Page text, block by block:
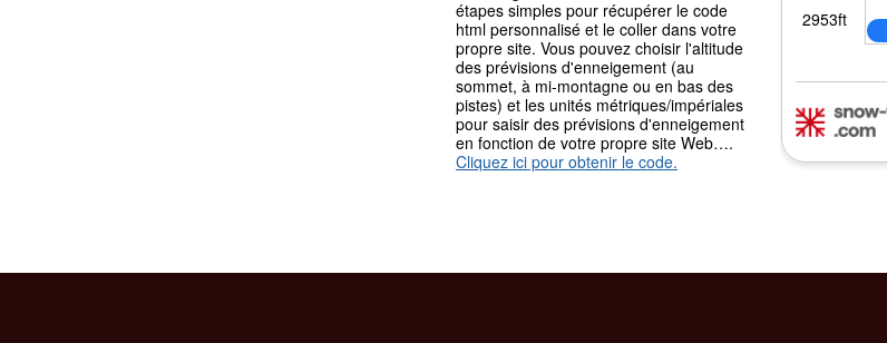
étapes simples pour récupérer le code
html personnalisé et le coller dans votre
propre site. Vous pouvez choisir l'altitude
des prévisions d'enneigement (au
sommet, à mi-montagne ou en bas des
pistes) et les unités métriques/impériales
pour saisir des prévisions d'enneigement
en fonction de votre propre site Web….
Cliquez ici pour obtenir le code.